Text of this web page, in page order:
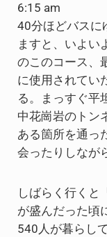
6:15 am
40分ほどバスに
ますと、いよい
のこのコース、
に使用されてい
る。まっすぐ平
中花崗岩のトン
ある箇所を通っ
会ったりしなが
しばらく行くと
が盛んだった頃
540人が暮らし